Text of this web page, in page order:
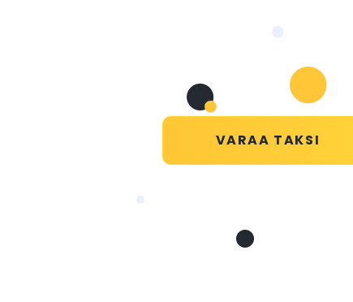
VARAA TAKSI